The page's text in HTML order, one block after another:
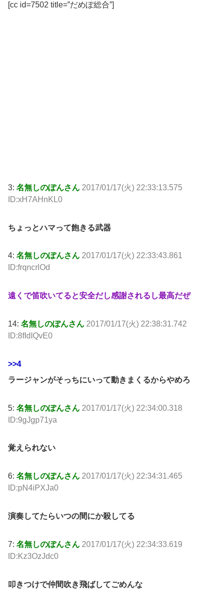
[cc id=7502 title=”だめぽ総合”]
3: 名無しのぽんさん 2017/01/17(火) 22:33:13.575
ID:xH7AHnKL0
ちょっとハマって飽きる武器
4: 名無しのぽんさん 2017/01/17(火) 22:33:43.861
ID:frqncrlOd
遠くで笛吹いてると安全だし感謝されるし最高だぜ
14: 名無しのぽんさん 2017/01/17(火) 22:38:31.742
ID:8fIdIQvE0
>>4
ラージャンがそっちにいって動きまくるからやめろ
5: 名無しのぽんさん 2017/01/17(火) 22:34:00.318
ID:9gJgp71ya
覚えられない
6: 名無しのぽんさん 2017/01/17(火) 22:34:31.465
ID:pN4iPXJa0
演奏してたらいつの間にか殺してる
7: 名無しのぽんさん 2017/01/17(火) 22:34:33.619
ID:Kz3OzJdc0
叩きつけで仲間吹き飛ばしてごめんな